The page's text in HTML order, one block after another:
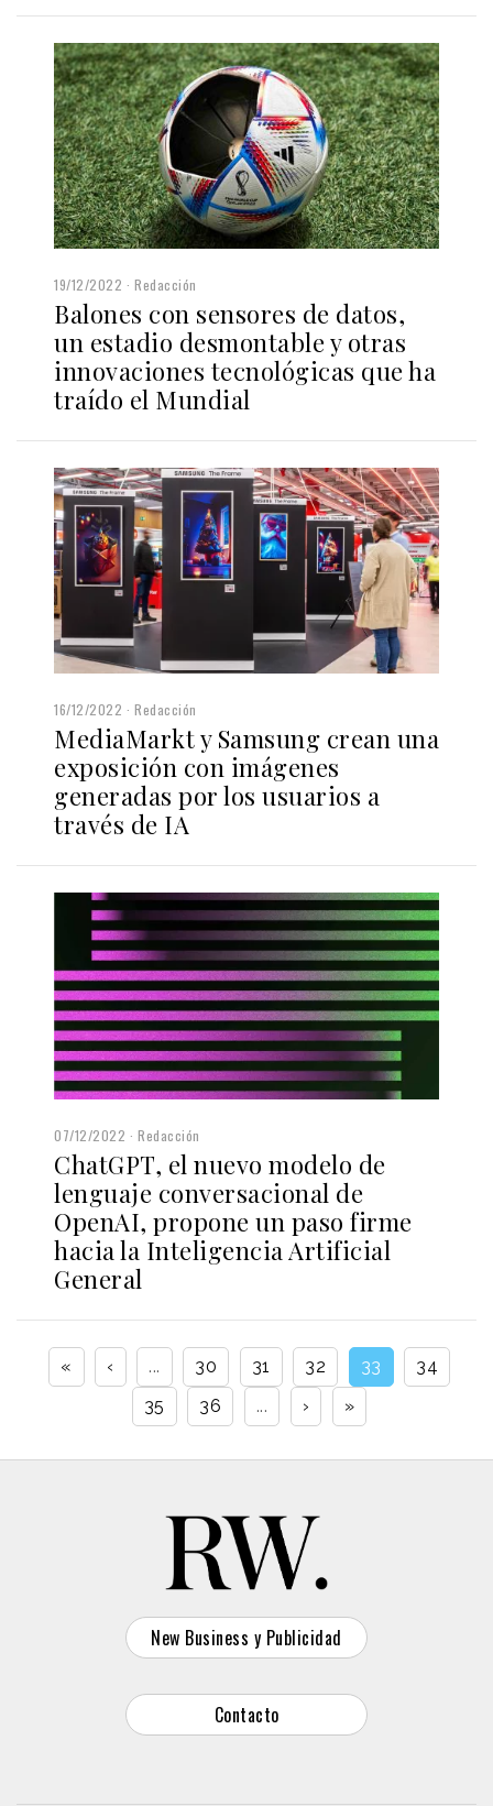
19/12/2022 Redacción
Balones con sensores de datos,
un estadio desmontable y otras
innovaciones tecnológicas que ha
traído el Mundial
16/12/2022 Redacción
MediaMarkt y Samsung crean una
exposición con imágenes
generadas por los usuarios a
través de IA
07/12/2022 Redacción
ChatGPT, el nuevo modelo de
lenguaje conversacional de
OpenAI, propone un paso firme
hacia la Inteligencia Artificial
General
« ‹ ... 30 31 32 33
34
35
36 ... › »
New Business y Publicidad
Contacto